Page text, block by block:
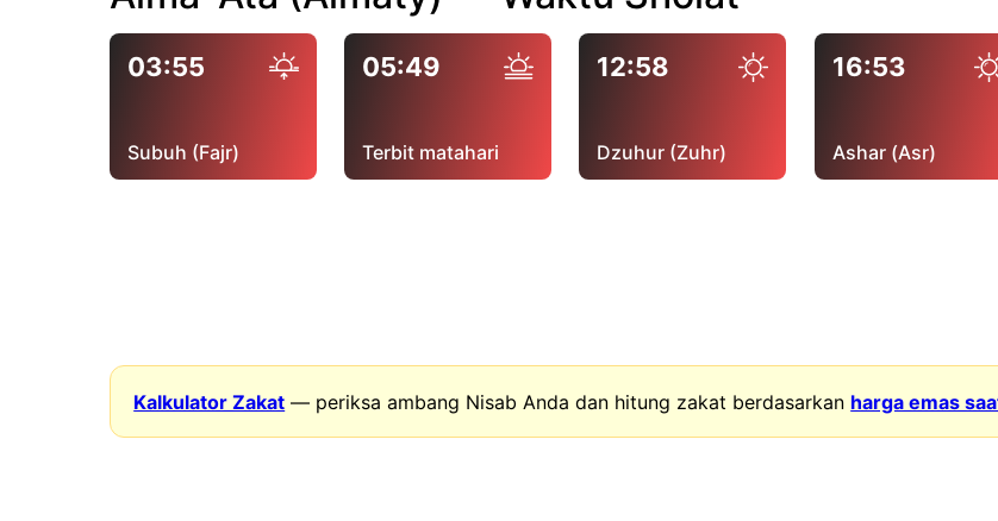
03:55
Subuh (Fajr)
05:49
Terbit matahari
12:58
Dzuhur (Zuhr)
16:53
Ashar (Asr)
Kalkulator Zakat — periksa ambang Nisab Anda dan hitung zakat berdasarkan harga emas